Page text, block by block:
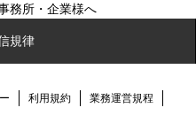
利用規約 業務運営規程
規律
務所・企業様へ